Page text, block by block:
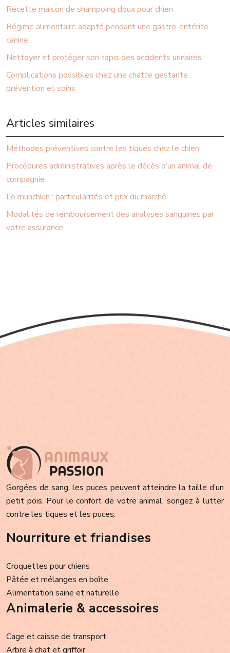
Recette maison de shampoing doux pour chien
Régime alimentaire adapté pendant une gastro-entérite
canine
Nettoyer et protéger son tapis des accidents urinaires
Complications possibles chez une chatte gestante :
prévention et soins
Articles similaires
Méthodes préventives contre les tiques chez le chien
Procédures administratives après le décès d’un animal de
compagnie
Le munchkin : particularités et prix du marché
Modalités de remboursement des analyses sanguines par
votre assurance
Gorgées de sang, les puces peuvent atteindre la taille d’un
petit pois. Pour le confort de votre animal, songez à lutter
contre les tiques et les puces.
Nourriture et friandises
Croquettes pour chiens
Pâtée et mélanges en boîte
Alimentation saine et naturelle
Animalerie & accessoires
Cage et caisse de transport
Arbre à chat et griffoir